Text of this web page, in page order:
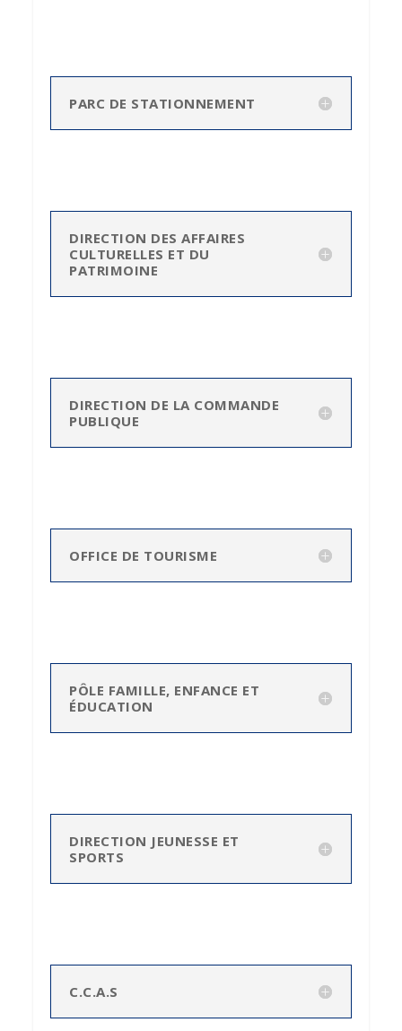
PARC DE STATIONNEMENT
DIRECTION DES AFFAIRES
CULTURELLES ET DU
PATRIMOINE
DIRECTION DE LA COMMANDE
PUBLIQUE
OFFICE DE TOURISME
PÔLE FAMILLE, ENFANCE ET
ÉDUCATION
DIRECTION JEUNESSE ET
SPORTS
C.C.A.S